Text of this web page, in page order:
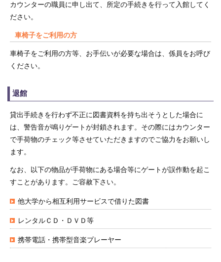
カウンターの職員に申し出て、所定の手続きを行って入館してく
ださい。
車椅子をご利用の方
車椅子をご利用の方等、お手伝いが必要な場合は、係員をお呼び
ください。
退館
貸出手続きを行わず不正に図書資料を持ち出そうとした場合に
は、警告音が鳴りゲートが封鎖されます。その際にはカウンター
で手荷物のチェック等させていただきますのでご協力をお願いし
ます。
なお、以下の物品が手荷物にある場合等にゲートが誤作動を起こ
すことがあります。ご容赦下さい。
他大学から相互利用サービスで借りた図書
レンタルＣＤ・ＤＶＤ等
携帯電話・携帯型音楽プレーヤー